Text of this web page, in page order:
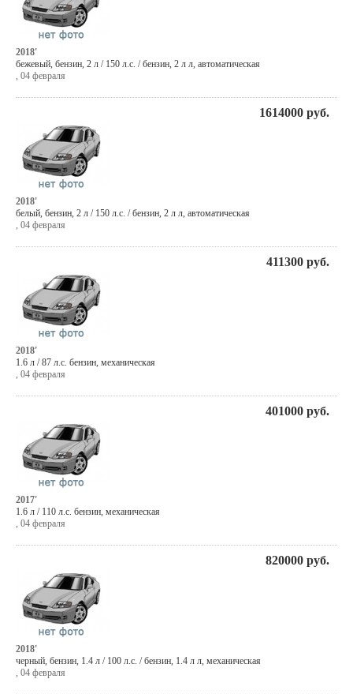
2018'
бежевый, бензин, 2 л / 150 л.с. / бензин, 2 л л, автоматическая
, 04 февраля
1614000 руб.
2018'
белый, бензин, 2 л / 150 л.с. / бензин, 2 л л, автоматическая
, 04 февраля
411300 руб.
2018'
1.6 л / 87 л.с. бензин, механическая
, 04 февраля
401000 руб.
2017'
1.6 л / 110 л.с. бензин, механическая
, 04 февраля
820000 руб.
2018'
черный, бензин, 1.4 л / 100 л.с. / бензин, 1.4 л л, механическая
, 04 февраля